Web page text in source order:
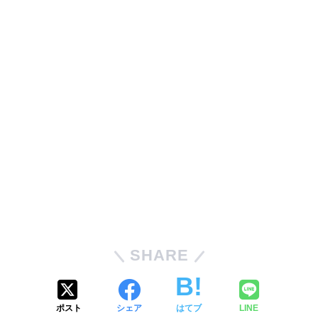
SHARE
ポスト シェア はてブ LINE